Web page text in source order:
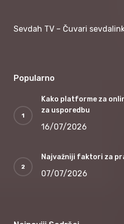
Sevdah TV – Čuvari
Popularno
Kako platforme za
za usporedbu
16/07/2026
Najvažniji faktori za
07/07/2026